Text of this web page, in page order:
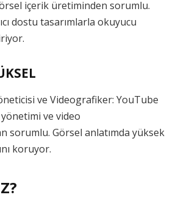
içerik üretiminden sorumlu.
dostu tasarımlarla okuyucu
ve Videografiker: YouTube
yönetimi ve video
sorumlu. Görsel anlatımda yüksek
koruyor.